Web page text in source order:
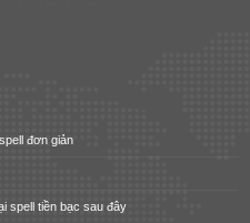
đơn giản
spell tiền bạc sau đây